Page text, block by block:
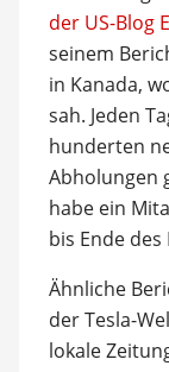
der US-Blog
seinem
in Kanada,
sah. Jeden
hunderten
Abholungen
habe ein
bis Ende
Ähnliche
der Tesla-
lokale